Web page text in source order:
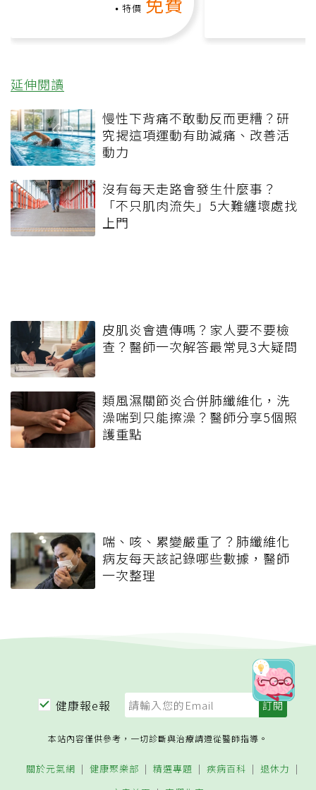
特價
延伸閱讀
慢性下背痛不敢動反而更糟？研
究揭這項運動有助減痛、改善活
動力
沒有每天走路會發生什麼事？
「不只肌肉流失」5大難纏壞處找
上門
皮肌炎會遺傳嗎？家人要不要檢
查？醫師一次解答最常見3大疑問
類風濕關節炎合併肺纖維化，洗
澡喘到只能擦澡？醫師分享5個照
護重點
喘、咳、累變嚴重了？肺纖維化
病友每天該記錄哪些數據，醫師
一次整理
健康報e報
本站內容僅供參考，一切診斷與治療請遵從醫師指導。
關於元氣網 健康聚樂部 精選專題 疾病百科
退休力